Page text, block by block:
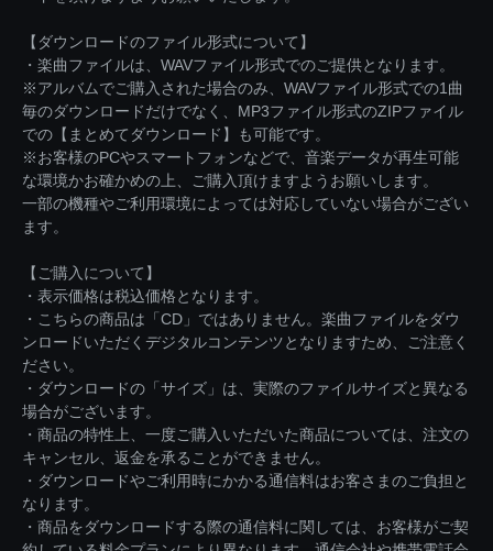
【ダウンロードのファイル形式について】
・楽曲ファイルは、WAVファイル形式でのご提供となります。
※アルバムでご購入された場合のみ、WAVファイル形式での1曲
毎のダウンロードだけでなく、MP3ファイル形式のZIPファイル
での【まとめてダウンロード】も可能です。
※お客様のPCやスマートフォンなどで、音楽データが再生可能
な環境かお確かめの上、ご購入頂けますようお願いします。
一部の機種やご利用環境によっては対応していない場合がござい
ます。
【ご購入について】
・表示価格は税込価格となります。
・こちらの商品は「CD」ではありません。楽曲ファイルをダウ
ンロードいただくデジタルコンテンツとなりますため、ご注意く
ださい。
・ダウンロードの「サイズ」は、実際のファイルサイズと異なる
場合がございます。
・商品の特性上、一度ご購入いただいた商品については、注文の
キャンセル、返金を承ることができません。
・ダウンロードやご利用時にかかる通信料はお客さまのご負担と
なります。
・商品をダウンロードする際の通信料に関しては、お客様がご契